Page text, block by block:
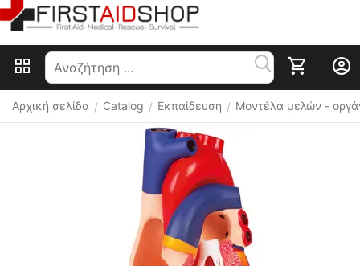
Αρχική σελίδα / Catalog / Εκπαίδευση / Μοντέλα μελών -